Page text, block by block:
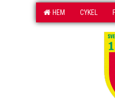
HEM CYKEL